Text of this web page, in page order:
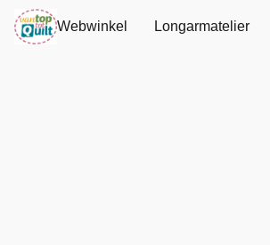
Webwinkel Longarmatelier